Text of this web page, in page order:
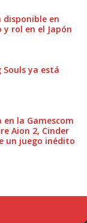
disponible en
rol en el Japón
Souls ya está
en la Gamescom
Aion 2, Cinder
un juego inédito